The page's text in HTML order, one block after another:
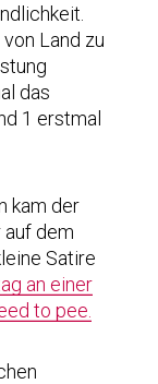
Land zu
das
1 erstmal
kam der
auf dem
Satire
an einer
to pee.